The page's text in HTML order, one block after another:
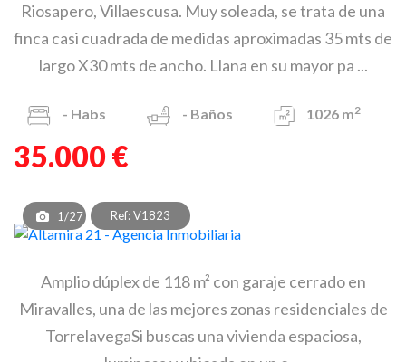
Riosapero, Villaescusa. Muy soleada, se trata de una
finca casi cuadrada de medidas aproximadas 35 mts de
largo X30 mts de ancho. Llana en su mayor pa ...
- Habs - Baños 1026 m2
35.000 €
1/27 Ref: V1823
Amplio dúplex de 118 m² con garaje cerrado en
Miravalles, una de las mejores zonas residenciales de
TorrelavegaSi buscas una vivienda espaciosa,